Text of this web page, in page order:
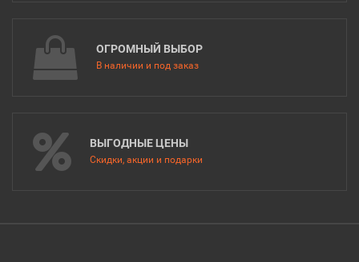
ОГРОМНЫЙ ВЫБОР
В наличии и под заказ
ВЫГОДНЫЕ ЦЕНЫ
Скидки, акции и подарки